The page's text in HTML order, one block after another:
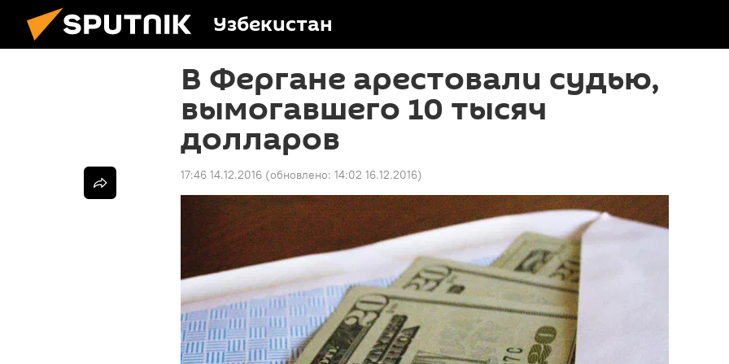
Узбекистан
В Фергане арестовали судью,
вымогавшего 10 тысяч
долларов
17:46 14.12.2016 (обновлено: 14:02 16.12.2016)